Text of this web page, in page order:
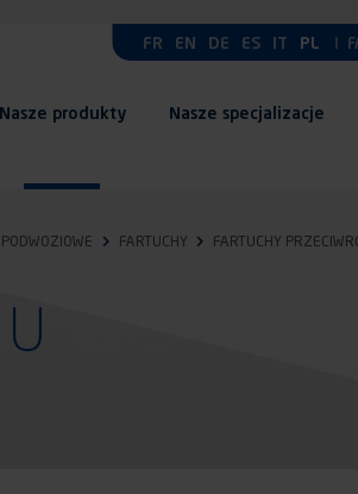
FR EN DE ES IT PL
Nasze produkty Nasze specjalizacje
FARTUCHY FARTUCHY